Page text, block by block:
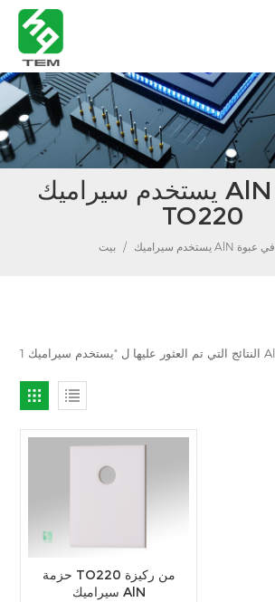
يستخدم سيراميك AlN في عبوة
TO220
بيت /
حزمة TO220 من ركيزة
سيراميك AlN